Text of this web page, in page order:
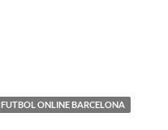
FUTBOL ONLINE BARCELONA